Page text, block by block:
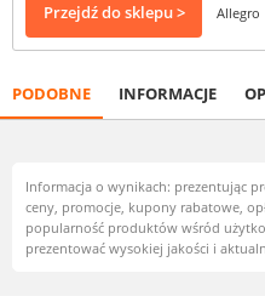
Przejdź do sklepu > Allegro
PODOBNE INFORMACJE
Informacja o wynikach: prezentując
ceny, promocje, kupony rabatowe,
popularność produktów wśród
prezentować wysokiej jakości i